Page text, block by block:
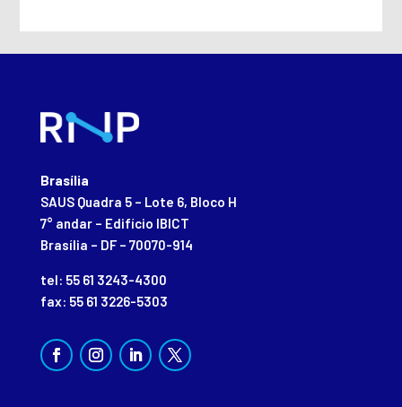
Brasília
SAUS Quadra 5 – Lote 6, Bloco H
7° andar – Edifício IBICT
Brasília – DF – 70070-914
tel: 55 61 3243-4300
fax: 55 61 3226-5303